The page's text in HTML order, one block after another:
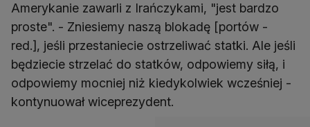
Amerykanie zawarli z Irańczykami, "jest bardzo
proste". - Zniesiemy naszą blokadę [portów -
red.], jeśli przestaniecie ostrzeliwać statki. Ale jeśli
będziecie strzelać do statków, odpowiemy siłą, i
odpowiemy mocniej niż kiedykolwiek wcześniej -
kontynuował wiceprezydent.